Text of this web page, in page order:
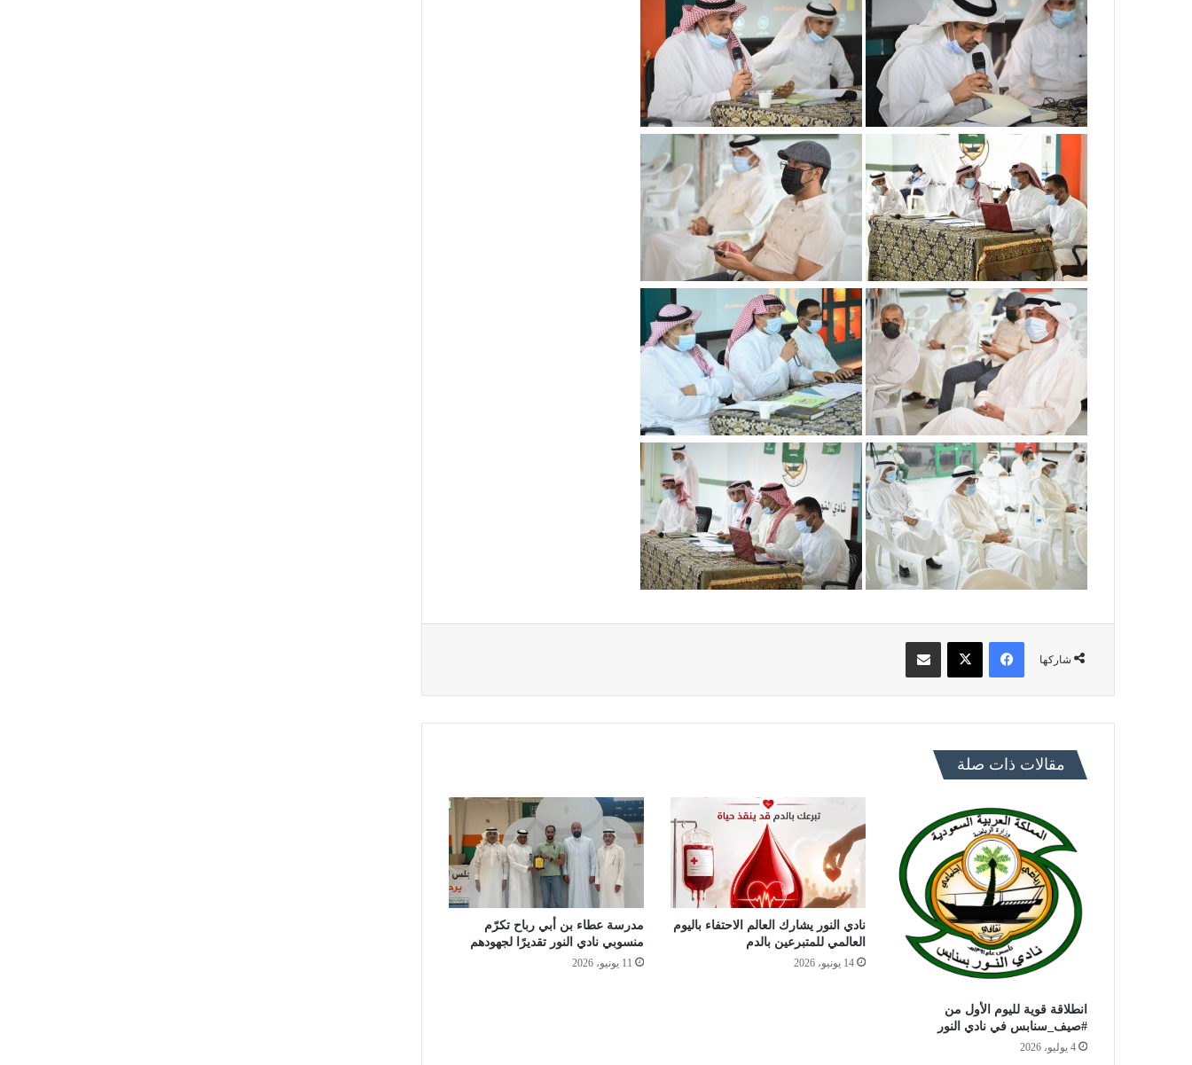
شاركها
فيسبوك X
مقالات ذات صلة
انطلاقة قوية لليوم الأول من
#صيف_سنابس في نادي النور
4 يوليو، 2026
نادي النور يشارك العالم الاحتفاء باليوم
العالمي للمتبرعين بالدم
14 يونيو، 2026
مدرسة عطاء بن أبي رباح تكرّم
منسوبي نادي النور تقديرًا لجهودهم
11 يونيو، 2026